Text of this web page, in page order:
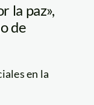
la paz»,
de
en la